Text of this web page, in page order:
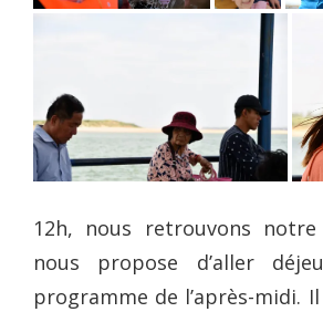
12h, nous retrouvons
nous propose d’aller
programme de l’après-midi.